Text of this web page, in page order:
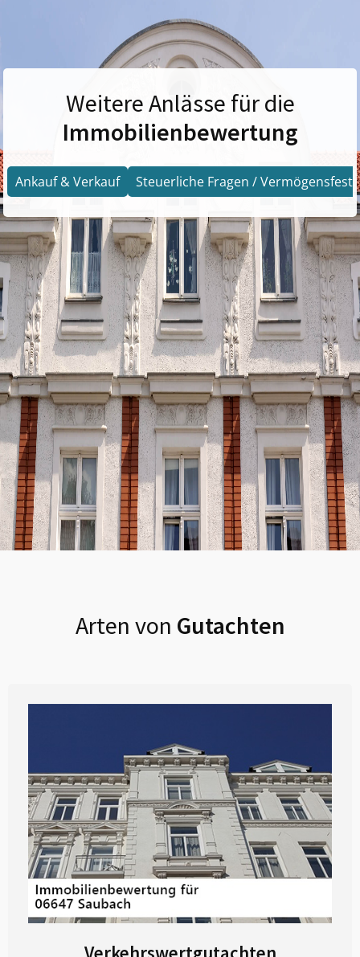
Weitere Anlässe für die
Immobilienbewertung
Ankauf & Verkauf Steuerliche Fragen /
Arten von Gutachten